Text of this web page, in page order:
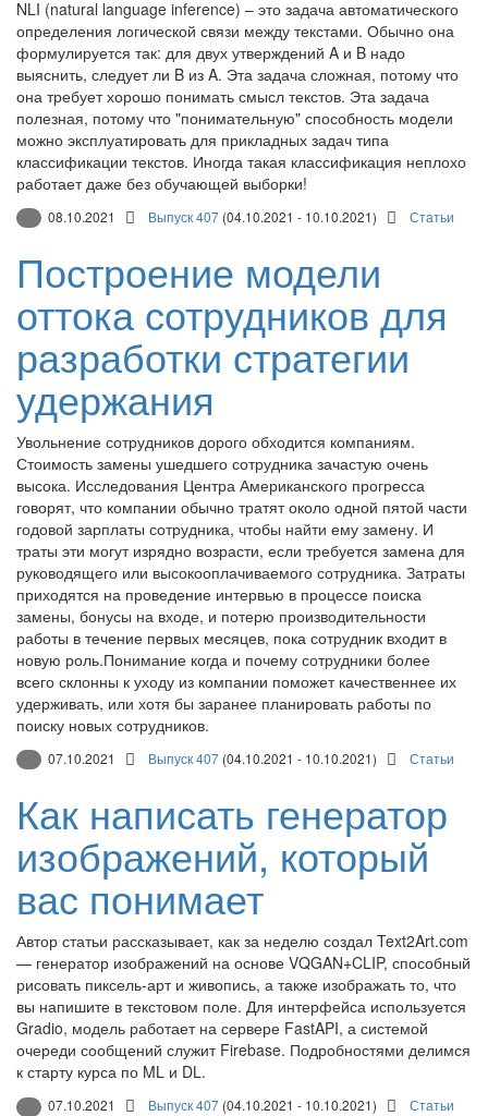
NLI (natural language inference) – это задача автоматического
определения логической связи между текстами. Обычно она
формулируется так: для двух утверждений A и B надо
выяснить, следует ли B из A. Эта задача сложная, потому что
она требует хорошо понимать смысл текстов. Эта задача
полезная, потому что "понимательную" способность модели
можно эксплуатировать для прикладных задач типа
классификации текстов. Иногда такая классификация неплохо
работает даже без обучающей выборки!
08.10.2021 Выпуск 407 (04.10.2021 - 10.10.2021) Статьи
Построение модели
оттока сотрудников для
разработки стратегии
удержания
Увольнение сотрудников дорого обходится компаниям.
Стоимость замены ушедшего сотрудника зачастую очень
высока. Исследования Центра Американского прогресса
говорят, что компании обычно тратят около одной пятой части
годовой зарплаты сотрудника, чтобы найти ему замену. И
траты эти могут изрядно возрасти, если требуется замена для
руководящего или высокооплачиваемого сотрудника. Затраты
приходятся на проведение интервью в процессе поиска
замены, бонусы на входе, и потерю производительности
работы в течение первых месяцев, пока сотрудник входит в
новую роль.Понимание когда и почему сотрудники более
всего склонны к уходу из компании поможет качественнее их
удерживать, или хотя бы заранее планировать работы по
поиску новых сотрудников.
07.10.2021 Выпуск 407 (04.10.2021 - 10.10.2021) Статьи
Как написать генератор
изображений, который
вас понимает
Автор статьи рассказывает, как за неделю создал Text2Art.com
— генератор изображений на основе VQGAN+CLIP, способный
рисовать пиксель-арт и живопись, а также изображать то, что
вы напишите в текстовом поле. Для интерфейса используется
Gradio, модель работает на сервере FastAPI, а системой
очереди сообщений служит Firebase. Подробностями делимся
к старту курса по ML и DL.
07.10.2021 Выпуск 407 (04.10.2021 - 10.10.2021) Статьи